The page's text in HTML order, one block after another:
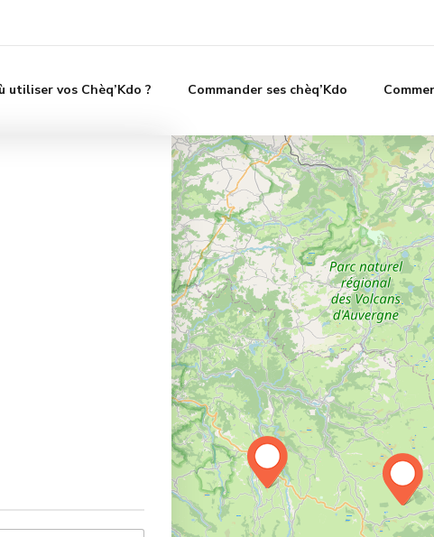
utiliser vos Chèq’Kdo ? Commander ses chèq’Kdo